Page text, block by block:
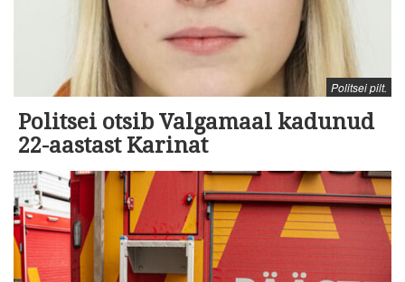
Politsei pilt.
Politsei otsib Valgamaal kadunud
22-aastast Karinat